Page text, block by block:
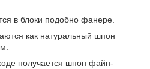
в блоки подобно фанере.
как натуральный шпон
получается шпон файн-